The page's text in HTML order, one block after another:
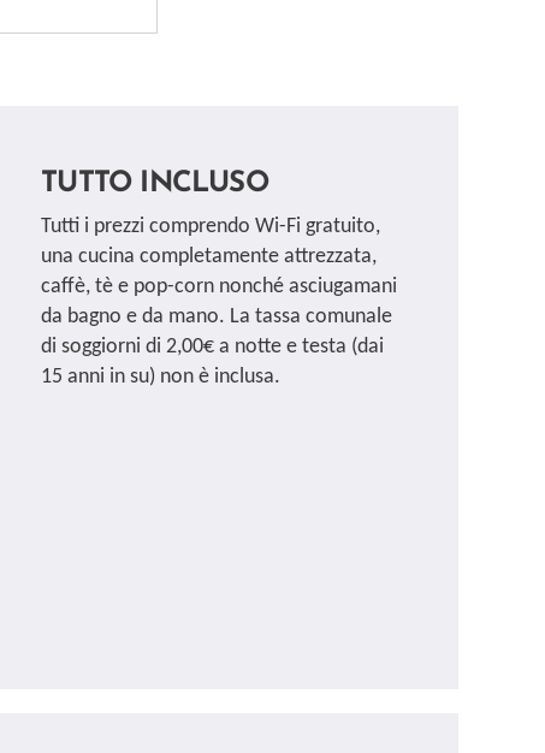
TUTTO INCLUSO
Tutti i prezzi comprendo Wi-Fi gratuito,
una cucina completamente attrezzata,
caffè, tè e pop-corn nonché asciugamani
da bagno e da mano. La tassa comunale
di soggiorni di 2,00€ a notte e testa (dai
15 anni in su) non è inclusa.